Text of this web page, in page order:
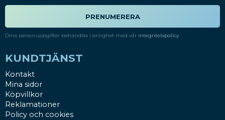
PRENUMERERA
Dina personuppgifter behandlas i enlighet med vår integritetspolicy.
KUNDTJÄNST
Kontakt
Mina sidor
Köpvillkor
Reklamationer
Policy och cookies